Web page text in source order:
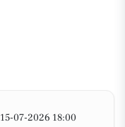
15-07-2026 18:00